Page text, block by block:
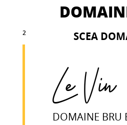
2 SCEA
Le Vin
DOMAINE BRU